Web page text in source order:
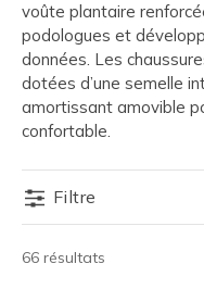
voûte plantaire
podologues et
données. Les
dotées d’une semelle
amortissant amovible
confortable.
Filtre
66 résultats